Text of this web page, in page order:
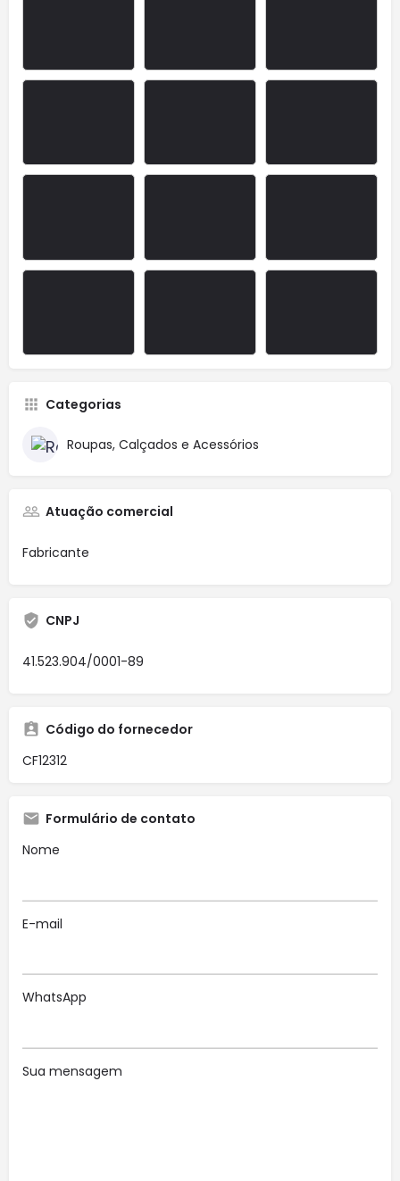
Categorias
Roupas, Calçados e Acessórios
Atuação comercial
Fabricante
CNPJ
41.523.904/0001-89
Código do fornecedor
CF12312
Formulário de contato
Nome
E-mail
WhatsApp
Sua mensagem